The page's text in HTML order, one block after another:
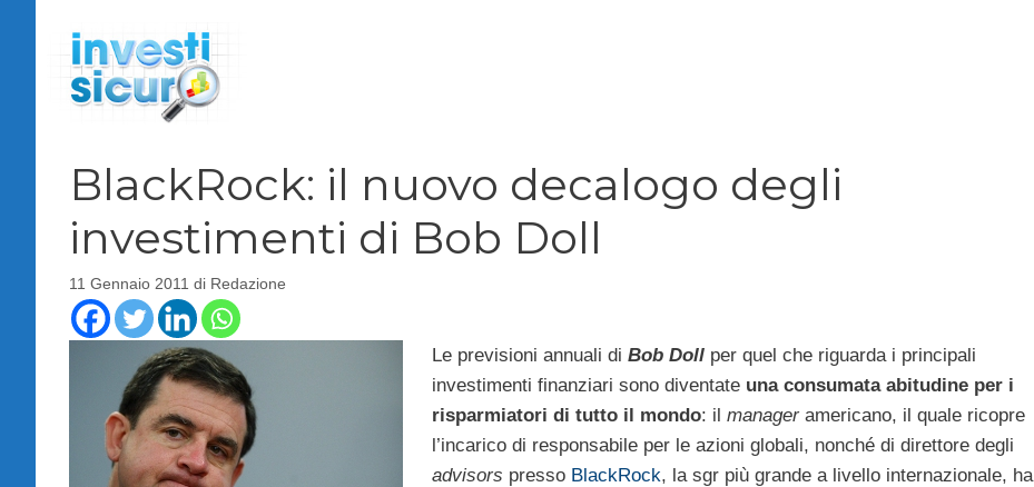
contenuto
BlackRock: il nuovo decalogo degli
investimenti di Bob Doll
11 Gennaio 2011 di Redazione
Le previsioni annuali di Bob Dollper quel che riguarda i principali
investimenti finanziari sono diventate una consumata abitudine per i
risparmiatori di tutto il mondo: il manageramericano, il quale ricopre
l’incarico di responsabile per le azioni globali, nonché di direttore degli
advisors presso BlackRock, la sgr più grande a livello internazionale, ha